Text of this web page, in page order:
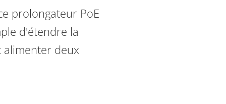
prolongateur PoE
d'étendre la
alimenter deux